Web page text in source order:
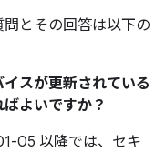
とその回答は以下の
スが更新されている
よいですか？
05 以降では、セキ